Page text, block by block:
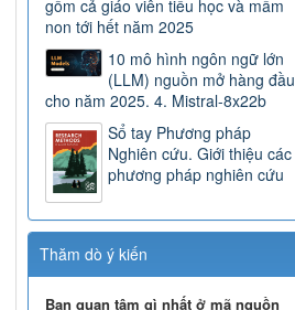
gồm cả giáo viên tiểu học và mầm
non tới hết năm 2025
10 mô hình ngôn ngữ lớn
(LLM) nguồn mở hàng đầu
cho năm 2025. 4. Mistral-8x22b
Sổ tay Phương pháp
Nghiên cứu. Giới thiệu các
phương pháp nghiên cứu
Thăm dò ý kiến
Bạn quan tâm gì nhất ở mã nguồn